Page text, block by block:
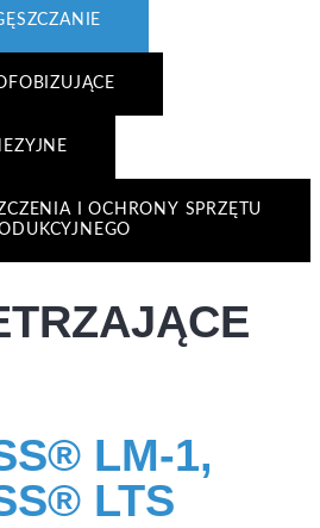
I OCHRONY SPRZĘTU
LM-1,
LTS